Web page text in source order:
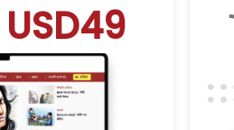
USD49